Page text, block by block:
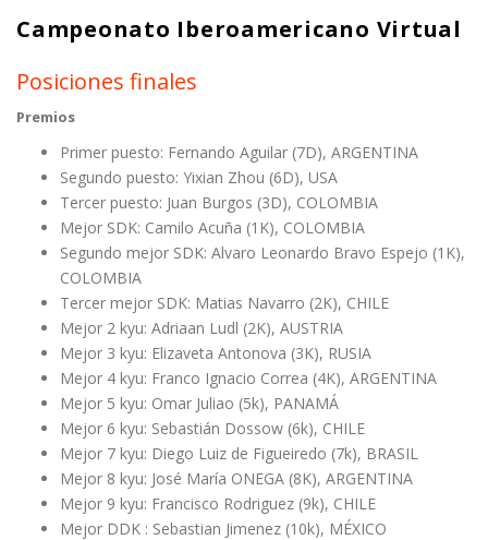
Campeonato Iberoamericano Virtual
Posiciones finales
Premios
Primer puesto: Fernando Aguilar (7D), ARGENTINA
Segundo puesto: Yixian Zhou (6D), USA
Tercer puesto: Juan Burgos (3D), COLOMBIA
Mejor SDK: Camilo Acuña (1K), COLOMBIA
Segundo mejor SDK: Alvaro Leonardo Bravo Espejo (1K),
COLOMBIA
Tercer mejor SDK: Matias Navarro (2K), CHILE
Mejor 2 kyu: Adriaan Ludl (2K), AUSTRIA
Mejor 3 kyu: Elizaveta Antonova (3K), RUSIA
Mejor 4 kyu: Franco Ignacio Correa (4K), ARGENTINA
Mejor 5 kyu: Omar Juliao (5k), PANAMÁ
Mejor 6 kyu: Sebastián Dossow (6k), CHILE
Mejor 7 kyu: Diego Luiz de Figueiredo (7k), BRASIL
Mejor 8 kyu: José María ONEGA (8K), ARGENTINA
Mejor 9 kyu: Francisco Rodriguez (9k), CHILE
Mejor DDK : Sebastian Jimenez (10k), MÉXICO